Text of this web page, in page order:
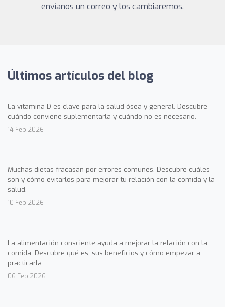
envíanos un correo y los cambiaremos.
Últimos artículos del blog
La vitamina D es clave para la salud ósea y general. Descubre
cuándo conviene suplementarla y cuándo no es necesario.
14 Feb 2026
Muchas dietas fracasan por errores comunes. Descubre cuáles
son y cómo evitarlos para mejorar tu relación con la comida y la
salud.
10 Feb 2026
La alimentación consciente ayuda a mejorar la relación con la
comida. Descubre qué es, sus beneficios y cómo empezar a
practicarla.
06 Feb 2026